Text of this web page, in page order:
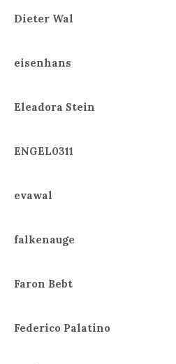
Dieter Wal
eisenhans
Eleadora Stein
ENGEL0311
evawal
falkenauge
Faron Bebt
Federico Palatino